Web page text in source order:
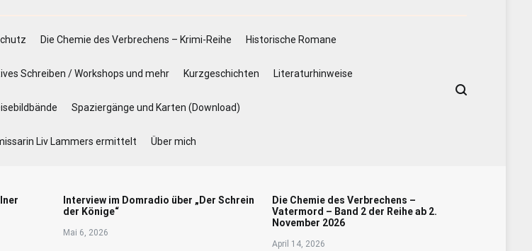
Die Chemie des Verbrechens – Krimi-Reihe Historische Romane
Schreiben / Workshops und mehr Kurzgeschichten Literaturhinweise
Spaziergänge und Karten (Download)
Liv Lammers ermittelt Über mich
Interview im Domradio über „Der Schrein
der Könige“
Mai 6, 2026
Die Chemie des Verbrechens –
Vatermord – Band 2 der Reihe ab 2.
November 2026
April 14, 2026